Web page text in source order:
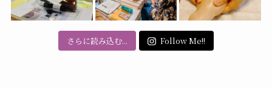
さらに読み込む... Follow Me!!